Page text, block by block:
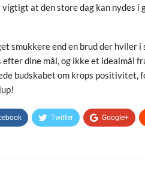
vigtigt at den store dag kan nydes
smukkere end en brud der hviler
dine mål, og ikke et idealmål
budskabet om krops positivitet,
Twitter Google+